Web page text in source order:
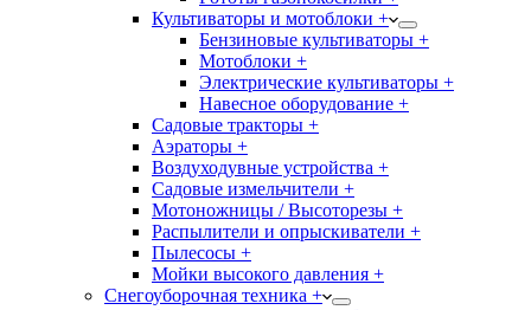
Культиваторы и мотоблоки +
Бензиновые культиваторы +
Мотоблоки +
Электрические культиваторы +
Навесное оборудование +
Садовые тракторы +
Аэраторы +
Воздуходувные устройства +
Садовые измельчители +
Мотоножницы / Высоторезы +
Распылители и опрыскиватели +
Пылесосы +
Мойки высокого давления +
Снегоуборочная техника +